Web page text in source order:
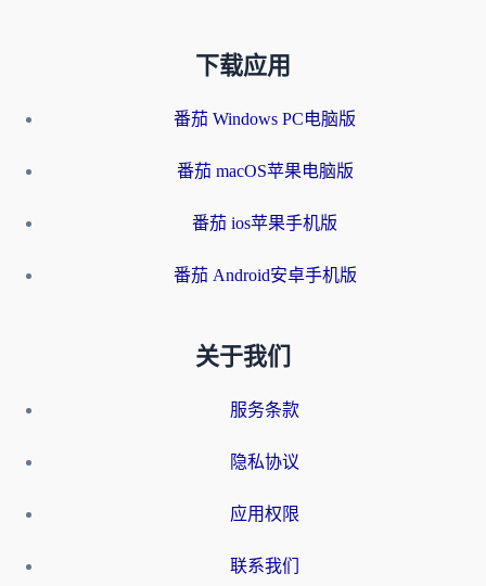
下载应用
番茄 Windows PC电脑版
番茄 macOS苹果电脑版
番茄 ios苹果手机版
番茄 Android安卓手机版
关于我们
服务条款
隐私协议
应用权限
联系我们